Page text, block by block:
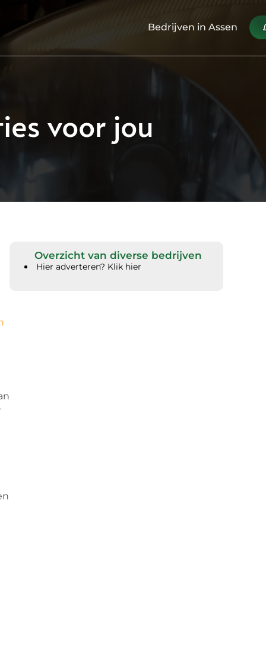
Bedrijven in Assen
voor jou
Overzicht van diverse bedrijven
Hier adverteren? Klik hier